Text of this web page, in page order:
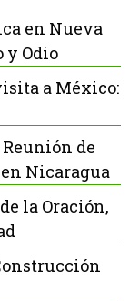
en Nueva
y Odio
a México:
Reunión de
Nicaragua
la Oración,